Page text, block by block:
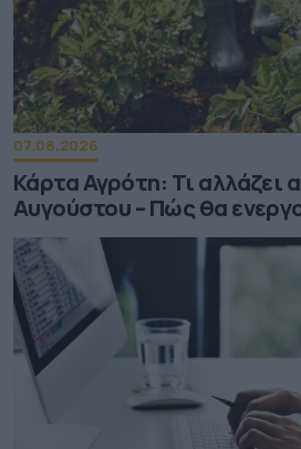
07.08.2026
Κάρτα Αγρότη: Τι αλλάζει
Αυγούστου – Πώς θα